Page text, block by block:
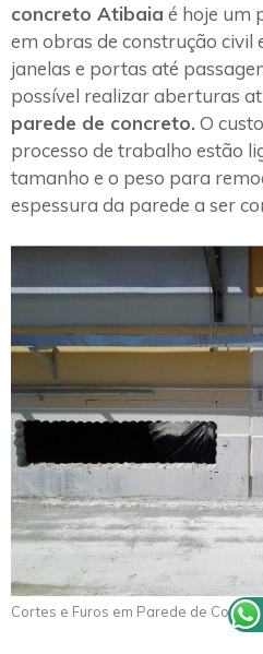
concreto Atibaia é hoje um
em obras de construção civil
janelas e portas até
possível realizar aberturas
parede de concreto. O
processo de trabalho estão
tamanho e o peso para
espessura da parede a ser
Cortes e Furos em Parede de